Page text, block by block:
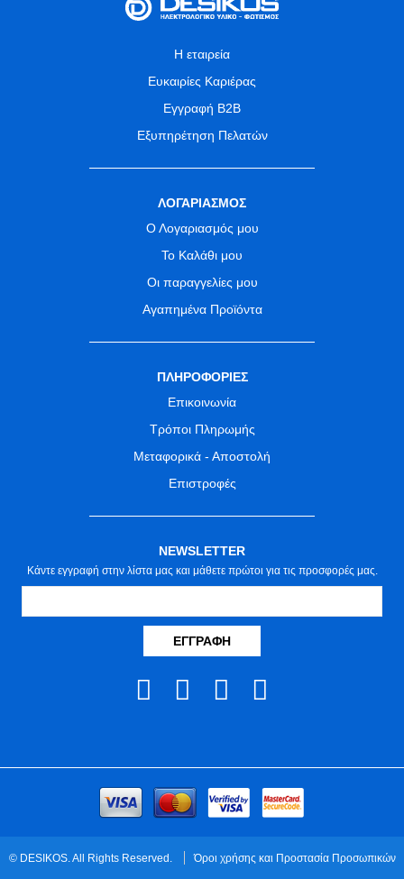
Η εταιρεία
Ευκαιρίες Καριέρας
Εγγραφή B2B
Εξυπηρέτηση Πελατών
ΛΟΓΑΡΙΑΣΜΟΣ
Ο Λογαριασμός μου
Το Καλάθι μου
Οι παραγγελίες μου
Αγαπημένα Προϊόντα
ΠΛΗΡΟΦΟΡΙΕΣ
Επικοινωνία
Τρόποι Πληρωμής
Μεταφορικά - Αποστολή
Επιστροφές
NEWSLETTER
Κάντε εγγραφή στην λίστα μας και μάθετε πρώτοι για τις προσφορές μας.
ΕΓΓΡΑΦΉ
© DESIKOS. All Rights Reserved.
Όροι χρήσης και Προστασία Προσωπικών